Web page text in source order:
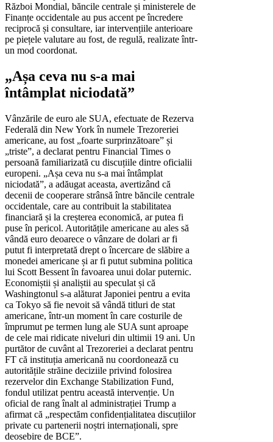
Război Mondial, băncile centrale și ministerele de
Finanțe occidentale au pus accent pe încredere
reciprocă și consultare, iar intervențiile anterioare
pe piețele valutare au fost, de regulă, realizate într-
un mod coordonat.
„Așa ceva nu s-a mai
întâmplat niciodată”
Vânzările de euro ale SUA, efectuate de Rezerva
Federală din New York în numele Trezoreriei
americane, au fost „foarte surprinzătoare” și
„triste”, a declarat pentru Financial Times o
persoană familiarizată cu discuțiile dintre oficialii
europeni. „Așa ceva nu s-a mai întâmplat
niciodată”, a adăugat aceasta, avertizând că
decenii de cooperare strânsă între băncile centrale
occidentale, care au contribuit la stabilitatea
financiară și la creșterea economică, ar putea fi
puse în pericol. Autoritățile americane au ales să
vândă euro deoarece o vânzare de dolari ar fi
putut fi interpretată drept o încercare de slăbire a
monedei americane și ar fi putut submina politica
lui Scott Bessent în favoarea unui dolar puternic.
Economiștii și analiștii au speculat și că
Washingtonul s-a alăturat Japoniei pentru a evita
ca Tokyo să fie nevoit să vândă titluri de stat
americane, într-un moment în care costurile de
împrumut pe termen lung ale SUA sunt aproape
de cele mai ridicate niveluri din ultimii 19 ani. Un
purtător de cuvânt al Trezoreriei a declarat pentru
FT că instituția americană nu coordonează cu
autoritățile străine deciziile privind folosirea
rezervelor din Exchange Stabilization Fund,
fondul utilizat pentru această intervenție. Un
oficial de rang înalt al administrației Trump a
afirmat că „respectăm confidențialitatea discuțiilor
private cu partenerii noștri internaționali, spre
deosebire de BCE”.